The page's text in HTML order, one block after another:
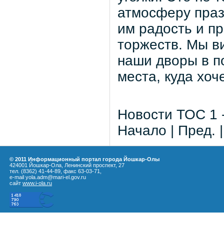
атмосферу
им радость и
торжеств. Мы
наши дворы в
места, куда
Новости ТОС 1
Начало | Пред.
© 2011 Информационный портал города Йошкар-Олы
424001 Йошкар-Ола, Ленинский проспект, 27
тел. (8362) 41-44-89, факс 63-03-71,
e-mail yola.adm@mari-el.gov.ru
сайт www.i-ola.ru